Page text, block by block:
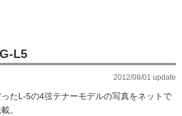
L5
2012/08/01 update
たL-5の4弦テナーモデルの写真をネットで
。